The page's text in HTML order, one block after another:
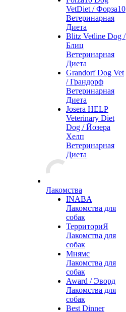
VetDiet / Форза10
Ветеринарная
Диета
Blitz Vetline Dog /
Блиц
Ветеринарная
Диета
Grandorf Dog Vet
/ Грандорф
Ветеринарная
Диета
Josera HELP
Veterinary Diet
Dog / Йозера
Хелп
Ветеринарная
Диета
Лакомства
INABA
Лакомства для
собак
ТерриториЯ
Лакомства для
собак
Мнямс
Лакомства для
собак
Award / Эворд
Лакомства для
собак
Best Dinner